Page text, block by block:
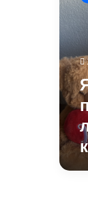
коханій
людині:
вибір
для
кожного